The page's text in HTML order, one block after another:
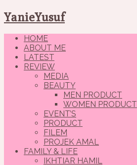
YanieYusuf
HOME
ABOUT ME
LATEST
REVIEW
MEDIA
BEAUTY
MEN PRODUCT
WOMEN PRODUCT
EVENT’S
PRODUCT
FILEM
PROJEK AMAL
FAMILY & LIFE
IKHTIAR HAMIL